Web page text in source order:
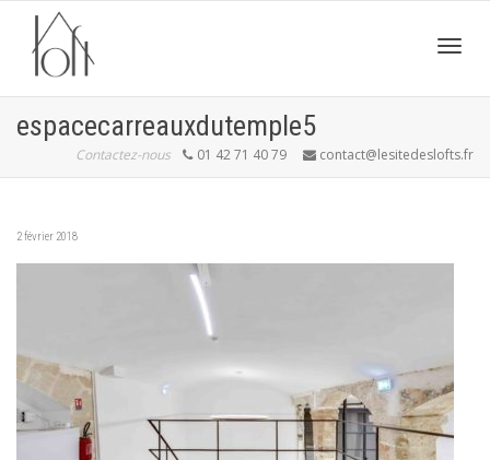
espacecarreauxdutemple5
Contactez-nous 01 42 71 40 79 contact@lesitedeslofts.fr
2 février 2018